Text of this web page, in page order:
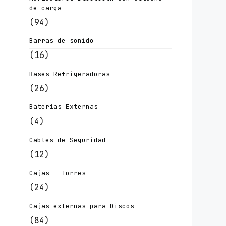
de carga
(94)
Barras de sonido
(16)
Bases Refrigeradoras
(26)
Baterías Externas
(4)
Cables de Seguridad
(12)
Cajas - Torres
(24)
Cajas externas para Discos
(84)